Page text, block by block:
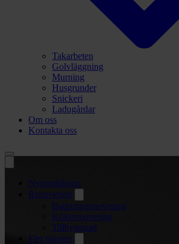
Takarbeten
Golvläggning
Murning
Husgrunder
Snickeri
Ladugårdar
Om oss
Kontakta oss
Nyproduktion
Renovering
Badrumsrenovering
Köksrenovering
Tillbyggnad
Fler tjänster